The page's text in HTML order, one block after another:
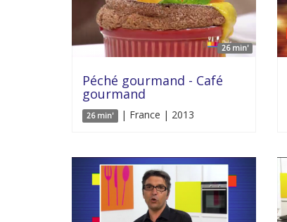
26 min'
Péché gourmand - Café
gourmand
26 min' | France | 2013